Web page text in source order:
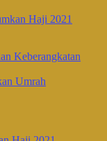
Haji 2021
Keberangkatan
Umrah